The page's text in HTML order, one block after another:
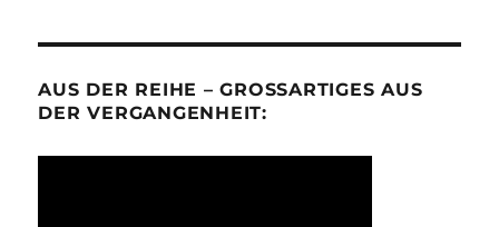
AUS DER REIHE – GROSSARTIGES AUS D
ER VERGANGENHEIT: